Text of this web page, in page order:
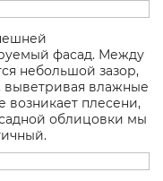
фасад. Между
небольшой зазор,
выветривая влажные
возникает плесени,
облицовки мы